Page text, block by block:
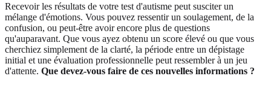
Recevoir les résultats de votre test d'autisme peut susciter un
mélange d'émotions. Vous pouvez ressentir un soulagement, de la
confusion, ou peut-être avoir encore plus de questions
qu'auparavant. Que vous ayez obtenu un score élevé ou que vous
cherchiez simplement de la clarté, la période entre un dépistage
initial et une évaluation professionnelle peut ressembler à un jeu
d'attente. Que devez-vous faire de ces nouvelles informations ?